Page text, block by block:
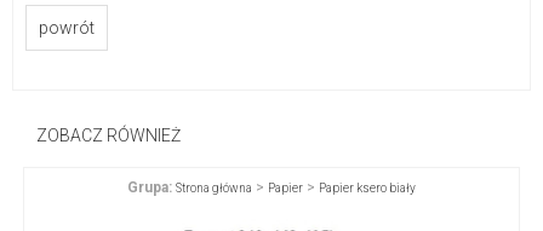
powrót
ZOBACZ RÓWNIEŻ
Grupa: Strona główna > Papier > Papier ksero biały